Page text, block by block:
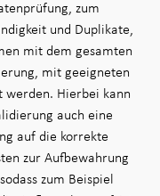
zum
und Duplikate,
mit dem gesamten
mit geeigneten
werden. Hierbei kann
auch eine
auf die korrekte
zur Aufbewahrung
zum Beispiel